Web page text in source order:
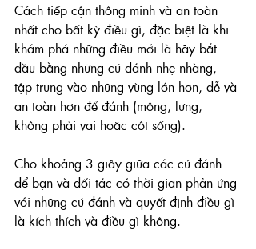
Cách tiếp cận thông minh và an toàn
nhất cho bất kỳ điều gì, đặc biệt là khi
khám phá những điều mới là hãy bắt
đầu bằng những cú đánh nhẹ nhàng,
tập trung vào những vùng lớn hơn, dễ và
an toàn hơn để đánh (mông, lưng,
không phải vai hoặc cột sống).
Cho khoảng 3 giây giữa các cú đánh
để bạn và đối tác có thời gian phản ứng
với những cú đánh và quyết định điều gì
là kích thích và điều gì không.